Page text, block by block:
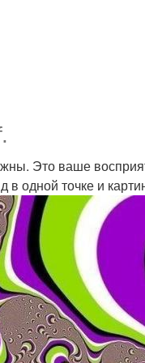
Это ваше
одной точке и